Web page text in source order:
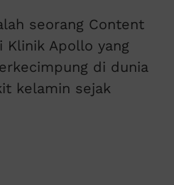
seorang Content
Klinik Apollo yang
di dunia
kelamin sejak